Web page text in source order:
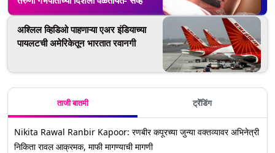
अश्लिल व्हिडिओ पाहणाऱ्या एअर इंडियाच्या
पायलटची अमेरिकेतून भारतात रवानगी
ताजी बातमी ट्रेंडिंग
Nikita Rawal Ranbir Kapoor: रणबीर कपूरच्या जुन्या वक्तव्यावर अभिनेत्री
निकिता रावल आक्रमक, माफी मागण्याची मागणी